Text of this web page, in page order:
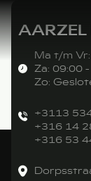
AARZEL
Ma t/m
Za: 09:00
Zo:
+3113
+316 14
+316 53